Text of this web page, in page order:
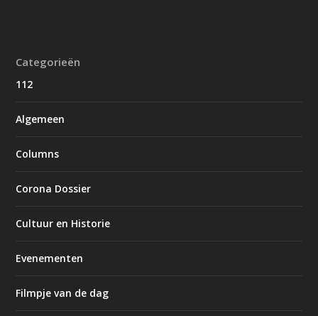
Categorieën
112
Algemeen
Columns
Corona Dossier
Cultuur en Historie
Evenementen
Filmpje van de dag